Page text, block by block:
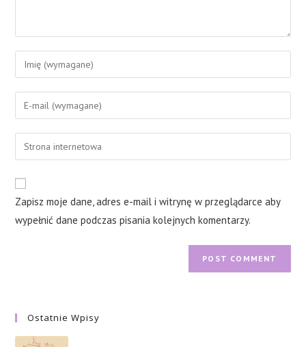
Enter
your
name
comment
Enter
your
email
address
Enter
your
URL
(optional)
Zapisz moje dane, adres e-mail i witrynę w przeglądarce aby
wypełnić dane podczas pisania kolejnych komentarzy.
Ostatnie Wpisy